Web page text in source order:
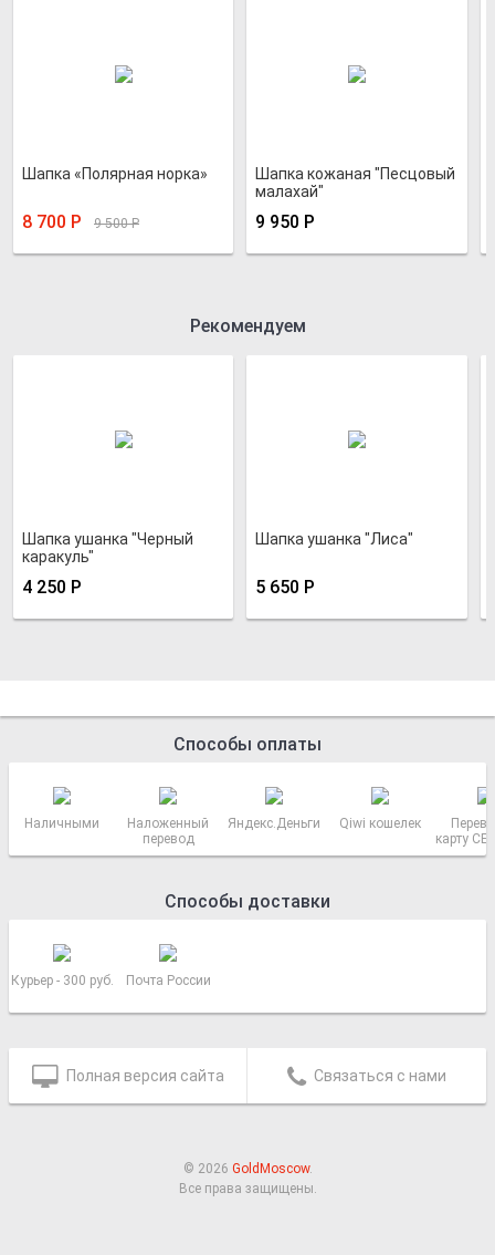
Шапка «Полярная норка»
8 700 Р 9 500Р
Шапка кожаная "Песцовый
малахай"
9 950 Р
Рекомендуем
Шапка ушанка "Черный
каракуль"
4 250 Р
Шапка ушанка "Лиса"
5 650 Р
Способы оплаты
Наличными
Наложенный
перевод
Яндекс.Деньги Qiwi кошелек
карту
Способы доставки
Курьер - 300 руб. Почта России
Полная версия сайта Связаться с нами
© 2026 GoldMoscow.
Все права защищены.